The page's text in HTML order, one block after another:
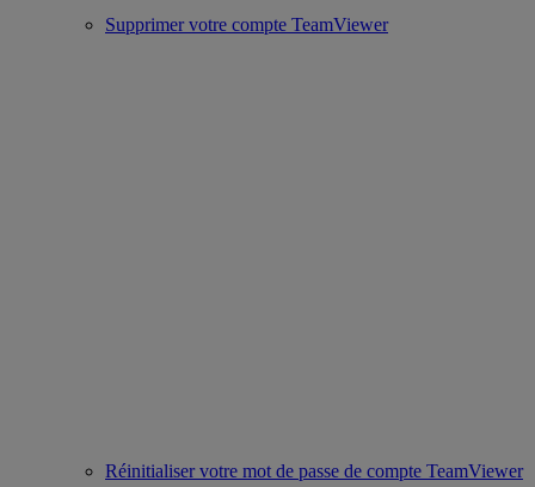
Supprimer votre compte TeamViewer
Réinitialiser votre mot de passe de compte TeamViewer